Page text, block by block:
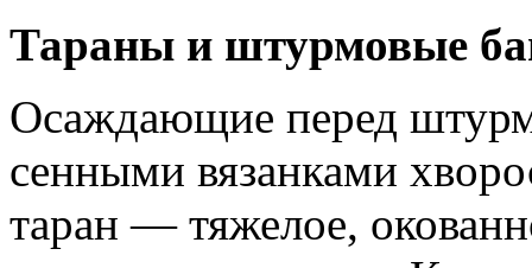
Тараны и штурмовые
Осаждающие перед
сенными вязанками
таран — тяжелое,